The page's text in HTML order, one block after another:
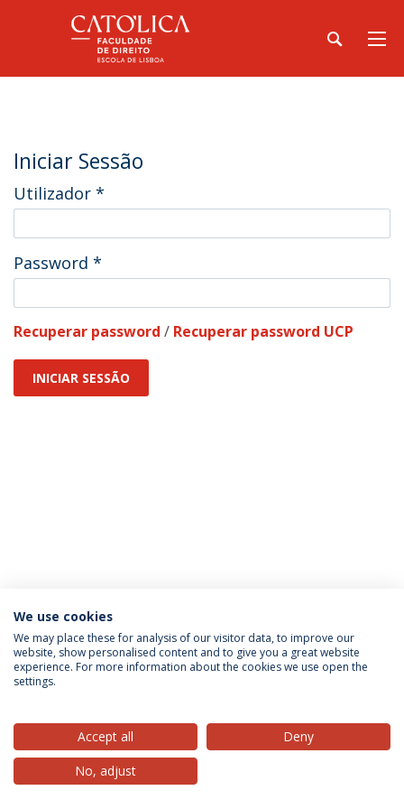
Iniciar Sessão
Utilizador *
Password *
Recuperar password / Recuperar password UCP
INICIAR SESSÃO
Política de Privacidade
Termos & Condições
Direitos do Titular dos Dados
© 2026 Universidade Católica Portuguesa
We use cookies
We may place these for analysis of our visitor data, to improve our
website, show personalised content and to give you a great website
experience. For more information about the cookies we use open the
settings.
Accept all
Deny
No, adjust